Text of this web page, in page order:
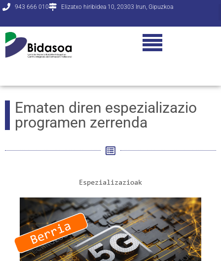
943 666 010 Elizatxo hiribidea 10, 20303 Irun, Gipuzkoa
Ematen diren espezializazio
programen zerrenda
Espezializazioak